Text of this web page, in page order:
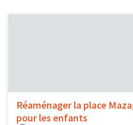
Réaménager la place
pour les enfants